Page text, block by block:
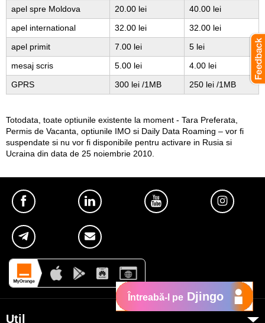
apel spre Moldova
20.00 lei
40.00 lei
apel international
32.00 lei
32.00 lei
apel primit
7.00 lei
5 lei
mesaj scris
5.00 lei
4.00 lei
GPRS
300 lei /1MB 250 lei /1MB
Totodata, toate optiunile existente la moment - Tara Preferata,
Permis de Vacanta, optiunile IMO si Daily Data Roaming – vor fi
suspendate si nu vor fi disponibile pentru activare in Rusia si
Ucraina din data de 25 noiembrie 2010.
Util
Întreabă-l pe Djingo